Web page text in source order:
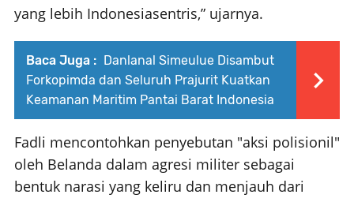
yang lebih Indonesiasentris,” ujarnya.
Baca Juga : Danlanal Simeulue Disambut
Forkopimda dan Seluruh Prajurit Kuatkan
Keamanan Maritim Pantai Barat Indonesia
Fadli mencontohkan penyebutan "aksi polisionil"
oleh Belanda dalam agresi militer sebagai
bentuk narasi yang keliru dan menjauh dari